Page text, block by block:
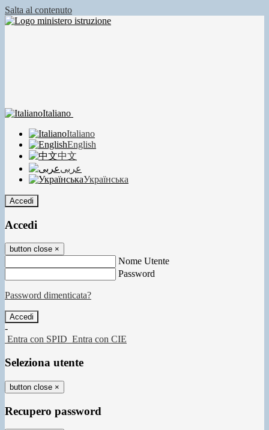
Salta al contenuto
Italiano
Italiano
English
中文
عربى
Українська
Accedi
Accedi
button close ×
Nome Utente
Password
Password dimenticata?
-
Entra con SPID Entra con CIE
Seleziona utente
button close ×
Recupero password